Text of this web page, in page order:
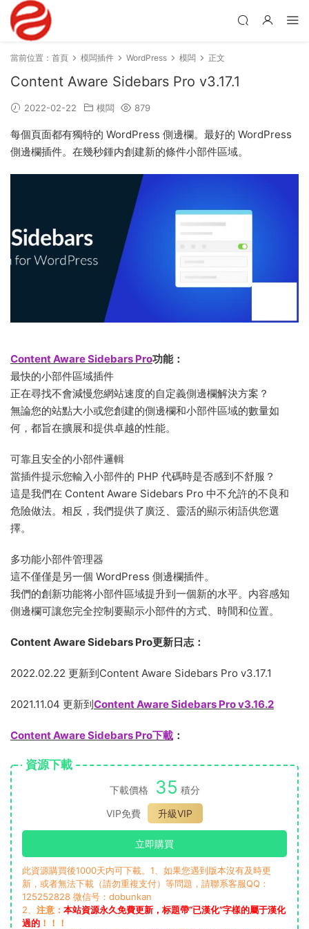
當前位置： 首頁 模闆插件 WordPress 模闆 正文
Content Aware Sidebars Pro v3.17.1
2022-02-22 模闆 879
每個頁面都有獨特的 WordPress 側邊欄。最好的 WordPress
側邊欄插件。在幾秒鍾内創建新的條件小部件區域。
Content Aware Sidebars Pro功能：
最快的小部件區域插件
正在尋找不會減慢您網站速度的自定義側邊欄解決方案？
無論您的站點大小或您創建的側邊欄和小部件區域的數量如
何，都旨在擴展和提供卓越的性能。
可靠且安全的小部件邏輯
當插件提示您輸入小部件的 PHP 代碼時是否感到不舒服？
這是我們在 Content Aware Sidebars Pro 中不允許的不良和
危險做法。相反，我們提供了廣泛、靈活的顯示術語供您選
擇。
多功能小部件管理器
這不僅僅是另一個 WordPress 側邊欄插件。
我們的創新功能将小部件區域提升到一個新的水平。内容感知
側邊欄可讓您完全控制要顯示小部件的方式、時間和位置。
Content Aware Sidebars Pro更新日志：
2022.02.22 更新到Content Aware Sidebars Pro v3.17.1
2021.11.04 更新到Content Aware Sidebars Pro v3.16.2
Content Aware Sidebars Pro下載 ：
資源下載
下載價格 35 積分
VIP免費
升級VIP
立即購買
此資源購買後1000天内可下載。1、如果您遇到版本沒有及時更
新，或者無法下載（請勿重複支付）等問題，請聯系客服QQ：
125252828 微信号：dobunkan
2、 注意： 本站資源永久免費更新，标題帶“已漢化”字樣的屬于漢化
過的 ！！！